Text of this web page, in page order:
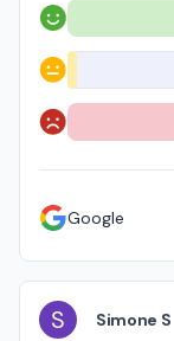
Positiv
Neutral
Negativ
Google
S Simone S